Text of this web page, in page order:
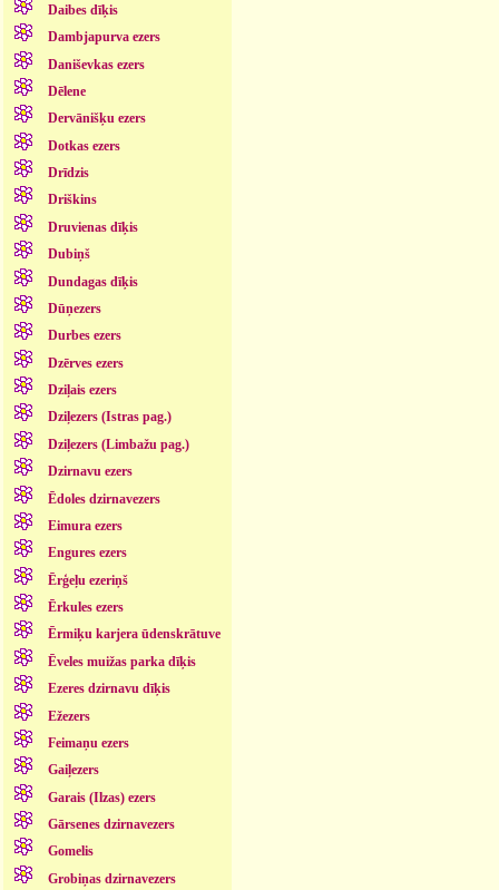
Daibes dīķis
Dambjapurva ezers
Daniševkas ezers
Dēlene
Dervānišķu ezers
Dotkas ezers
Drīdzis
Driškins
Druvienas dīķis
Dubiņš
Dundagas dīķis
Dūņezers
Durbes ezers
Dzērves ezers
Dziļais ezers
Dziļezers (Istras pag.)
Dziļezers (Limbažu pag.)
Dzirnavu ezers
Ēdoles dzirnavezers
Eimura ezers
Engures ezers
Ērģeļu ezeriņš
Ērkules ezers
Ērmiķu karjera ūdenskrātuve
Ēveles muižas parka dīķis
Ezeres dzirnavu dīķis
Ežezers
Feimaņu ezers
Gaiļezers
Garais (Ilzas) ezers
Gārsenes dzirnavezers
Gomelis
Grobiņas dzirnavezers